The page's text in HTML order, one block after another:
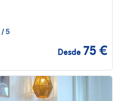
/ 5
Desde 75 €